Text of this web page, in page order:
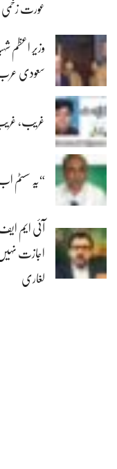
عورت زخمی
وزیر اعظم
سعودی عرب
غریب، غریب
“یہ سسٹم
آئی ایم
اجازت نہیں
لغاری